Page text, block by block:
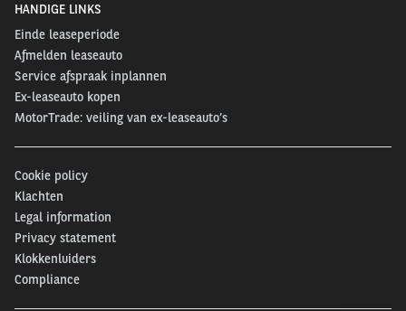
HANDIGE LINKS
Einde leaseperiode
Afmelden leaseauto
Service afspraak inplannen
Ex-leaseauto kopen
MotorTrade: veiling van ex-leaseauto’s
Cookie policy
Klachten
Legal information
Privacy statement
Klokkenluiders
Compliance